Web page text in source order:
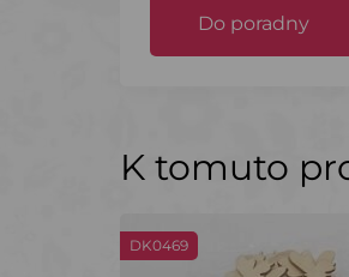
Do poradny
K tomuto
DK0469